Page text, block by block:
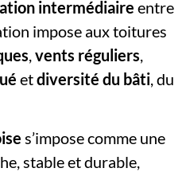
intermédiaire entre
impose aux toitures
,vents réguliers
etdiversité du bâti , du
s’impose comme une
stable et durable,